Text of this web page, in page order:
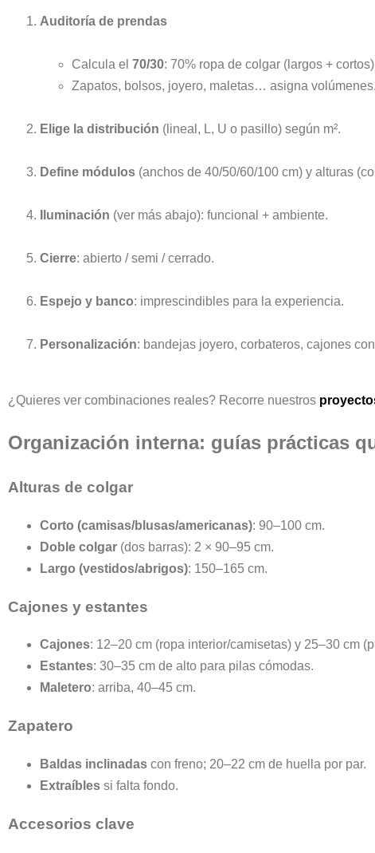
Auditoría de prendas
Calcula el 70/30: 70% ropa de colgar (largos +
Zapatos, bolsos, joyero, maletas… asigna volúmenes.
Elige la distribución (lineal, L, U o pasillo) según m².
Define módulos (anchos de 40/50/60/100 cm) y alturas
Iluminación (ver más abajo): funcional + ambiente.
Cierre: abierto / semi / cerrado.
Espejo y banco: imprescindibles para la experiencia.
Personalización: bandejas joyero, corbateros, cajones
¿Quieres ver combinaciones reales? Recorre nuestros
Organización interna: guías prácticas
Alturas de colgar
Corto (camisas/blusas/americanas): 90–100 cm.
Doble colgar (dos barras): 2 × 90–95 cm.
Largo (vestidos/abrigos): 150–165 cm.
Cajones y estantes
Cajones: 12–20 cm (ropa interior/camisetas) y 25–30 cm
Estantes: 30–35 cm de alto para pilas cómodas.
Maletero: arriba, 40–45 cm.
Zapatero
Baldas inclinadas con freno; 20–22 cm de huella por par.
Extraíbles si falta fondo.
Accesorios clave